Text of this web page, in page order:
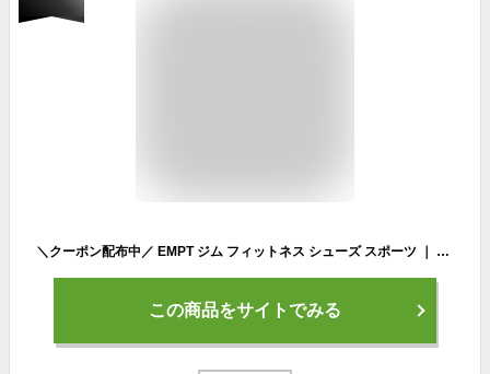
＼クーポン配布中／ EMPT ジム フィットネス シューズ スポーツ ｜ スポーツシューズ ジムシューズ トレーニングシューズ ファッション ジム シンプル おしゃれ ニット 筋トレ メンズ
この商品をサイトでみる